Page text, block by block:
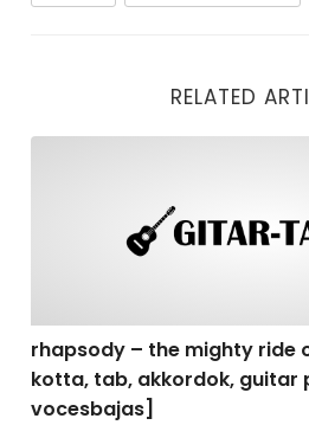
RELATED
rhapsody – the mighty ride
kotta, tab, akkordok, guitar
vocesbajas]